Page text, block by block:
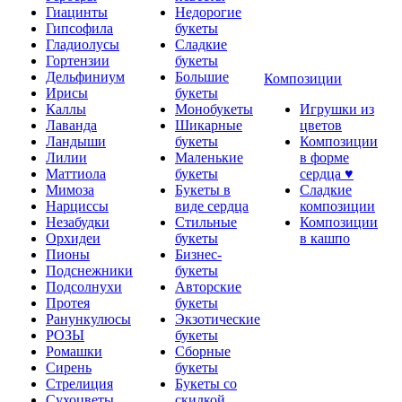
Гиацинты
Гипсофила
Гладиолусы
Гортензии
Дельфиниум
Ирисы
Каллы
Лаванда
Ландыши
Лилии
Маттиола
Мимоза
Нарциссы
Незабудки
Орхидеи
Пионы
Подснежники
Подсолнухи
Протея
Ранункулюсы
РОЗЫ
Ромашки
Сирень
Стрелиция
Недорогие
букеты
Сладкие
букеты
Большие
букеты
Монобукеты
Шикарные
букеты
Маленькие
букеты
Букеты в
виде сердца
Стильные
букеты
Бизнес-
букеты
Авторские
букеты
Экзотические
букеты
Сборные
букеты
Букеты со
Композиции
Игрушки из
цветов
Композиции
в форме
сердца ♥
Сладкие
композиции
Композиции
в кашпо